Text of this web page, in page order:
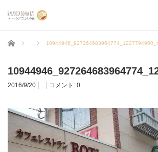
ホーム
2016/9/20 コメント: 0